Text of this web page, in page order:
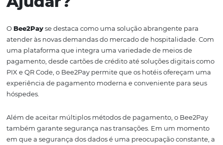
Os hóspedes esperam que os pagamentos sejam
questão de segundos, sem a necessidade de interações
complicadas. Isso exige que os estabelecimentos
soluções que permitam pagamentos instantâneos,
que já se tornou popular no Brasil. Além disso, a opção
via QR Code deve ser amplamente implementada, pois
uma maneira rápida e segura de realizar transações.
Outro aspecto importante é a personalização. Os
interessados em soluções que se ajustem às suas
individuais. Isso pode incluir a possibilidade de